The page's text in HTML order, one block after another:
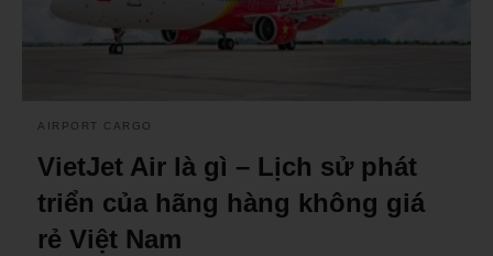
AIRPORT CARGO
VietJet Air là gì – Lịch sử phát
triển của hãng hàng không giá
rẻ Việt Nam